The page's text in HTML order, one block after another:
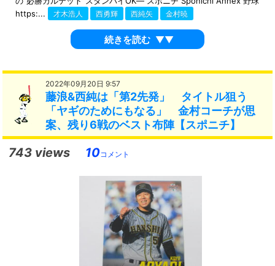
https:...
才木浩人 西勇輝 西純矢 金村暁
続きを読む ▼▼
2022年09月20日 9:57
藤浪&西純は「第2先発」 タイトル狙う
「ヤギのためにもなる」 金村コーチが思
案、残り6戦のベスト布陣【スポニチ】
743 views 10コメント